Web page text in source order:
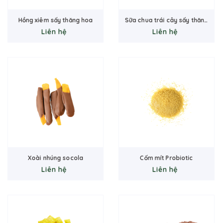
Hồng xiêm sấy thăng hoa
Liên hệ
Sữa chua trái cây sấy thăng
hoa
Liên hệ
Xoài nhúng socola
Liên hệ
Cốm mít Probiotic
Liên hệ